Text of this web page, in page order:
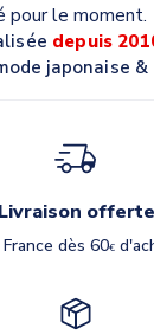
pour le moment.
depuis
japonaise &
Livraison offerte
France dès 60€